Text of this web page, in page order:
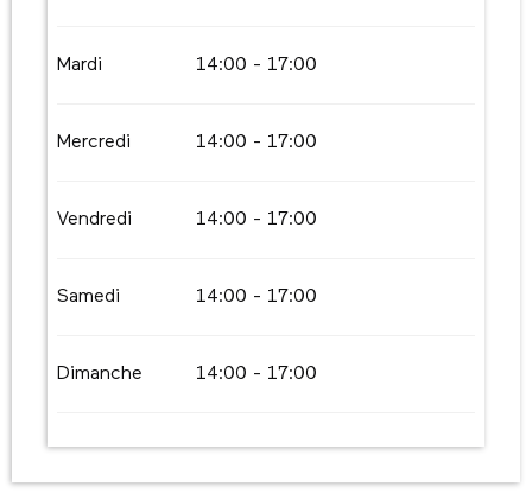
2026
Mardi 14:00 - 17:00
Mercredi 14:00 - 17:00
Vendredi 14:00 - 17:00
Samedi 14:00 - 17:00
Dimanche 14:00 - 17:00